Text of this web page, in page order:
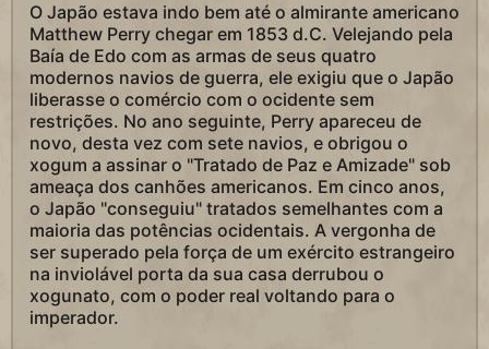
O Japão estava indo bem até o almirante americano
Matthew Perry chegar em 1853 d.C. Velejando pela
Baía de Edo com as armas de seus quatro
modernos navios de guerra, ele exigiu que o Japão
liberasse o comércio com o ocidente sem
restrições. No ano seguinte, Perry apareceu de
novo, desta vez com sete navios, e obrigou o
xogum a assinar o "Tratado de Paz e Amizade" sob
ameaça dos canhões americanos. Em cinco anos,
o Japão "conseguiu" tratados semelhantes com a
maioria das potências ocidentais. A vergonha de
ser superado pela força de um exército estrangeiro
na inviolável porta da sua casa derrubou o
xogunato, com o poder real voltando para o
imperador.